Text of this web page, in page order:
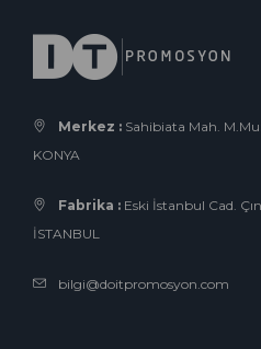
Merkez : Sahibiata Mah.
KONYA
Fabrika : Eski İstanbul Cad.
İSTANBUL
bilgi@doitpromosyon.com